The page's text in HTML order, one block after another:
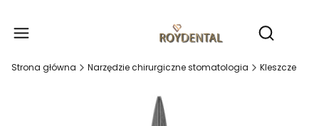
Otwórz
Strona główna Narzędzie chirurgiczne stomatologia Kleszcze